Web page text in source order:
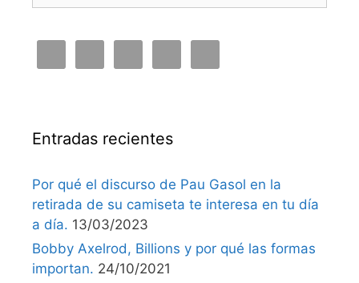
Entradas recientes
Por qué el discurso de Pau Gasol en la
retirada de su camiseta te interesa en tu día
a día. 13/03/2023
Bobby Axelrod, Billions y por qué las formas
importan. 24/10/2021